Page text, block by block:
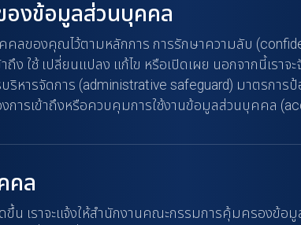
องข้อมูลส่วนบุคคล
ลของคุณไว้ตามหลักการ การรักษาความลับ
ง ใช้ เปลี่ยนแปลง แก้ไข หรือเปิดเผย นอกจากนี้เร
ารจัดการ (administrative safeguard) มาตรการ
การเข้าถึงหรือควบคุมการใช้งานข้อมูลส่วนบุคคล
คล
เราจะแจ้งให้สำนักงานคณะกรรมการคุ้มครองข้อ